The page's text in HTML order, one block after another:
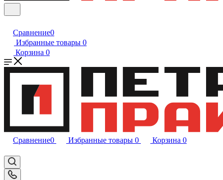
Сравнение0
Избранные товары 0
Корзина 0
Сравнение0 Избранные товары 0 Корзина 0